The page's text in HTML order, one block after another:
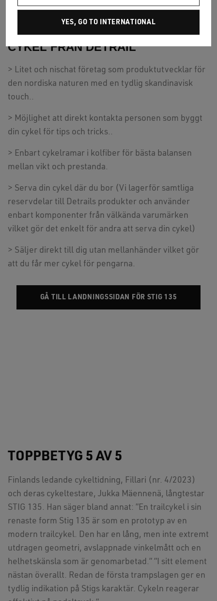
YES, GO TO INTERNATIONAL
varumärket mot konsumenten.
FÖRDELAR MED ATT HANDLA
CYKEL FRÅN DETRAIL
> Litet och nischat företag som produktutvecklar för
den nordiska naturen med en tydlig skandinavisk
touch..
> Möjlighet att direkt kontakta personen som byggt
din cykel för tips och tricks..
> Enbart cykelramar i kolfiber för bästa balansen
mellan vikt och prestanda.
> Serva din cykel där du bor (Vi lagerför samtliga
reservdelar till Detrails produkter och använder
enbart komponenter från välkända varumärken
vilket gör det enkelt för andra att serva din cykel)
> Säljer direkt till dig utan mellanhänder vilket gör
att du får mer cykel för pengarna.
GÅ TILL LANDNINGSSIDAN FÖR STIG 135
TOPPBETYG 5 AV 5
Finlands ledande cykeltidning, Fillari (nr. 4/2023)
och deras cykeltestare, Jukka Mäennenä, långtestar
STIG 135. Han säger bland annat: ”En trailcykel i sin
renaste form Stig 135 är som en prototyp av en
modern trailcykel. Den har en lång, men inte extremt
utdragen geometri, avslappnade vinkelmått och en
helhetskänsla som är genomarbetad.” ”I sitt element
nästan överallt. Redan de första trampslagen ger en
tydlig indikation på Stigs karaktär. Cykeln reagerar